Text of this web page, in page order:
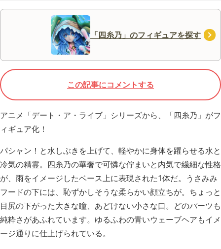
「四糸乃」のフィギュアを探す
この記事にコメントする
アニメ「デート・ア・ライブ」シリーズから、「四糸乃」がフ
ィギュア化！
パシャン！と水しぶきを上げて、軽やかに身体を躍らせる水と
冷気の精霊。四糸乃の華奢で可憐な佇まいと内気で繊細な性格
が、雨をイメージしたベース上に表現された1体だ。うさみみ
フードの下には、恥ずかしそうな柔らかい顔立ちが。ちょっと
目尻の下がった大きな瞳、あどけない小さな口。どのパーツも
純粋さがあふれています。ゆるふわの青いウェーブヘアもイメ
ージ通りに仕上げられている。